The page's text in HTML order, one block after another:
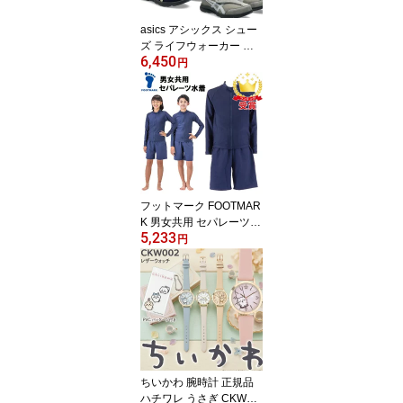
asics アシックス シュー
ズ ライフウォーカー ウ
ォーキングシューズ メン
ズ ワイド 幅広 3E相当 ス
ニーカー LIFEWALKER
W010 1241A010 ラフィ
ートスポーツ
6,450 円
フットマーク FOOTMAR
K 男女共用 セパレーツ水
着 上下セット キッズ ジ
ュニア 学校 水泳 スイミ
ング 132200 即納あり ラ
フィートスポーツ
5,233 円
ちいかわ 腕時計 正規品
ハチワレ うさぎ CKW00